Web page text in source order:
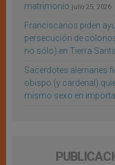
matrimonio julio 25, 2026
Franciscanos piden
persecución de
no sólo) en Tierra Santa
Sacerdotes alemanes
obispo (y cardenal)
mismo sexo en